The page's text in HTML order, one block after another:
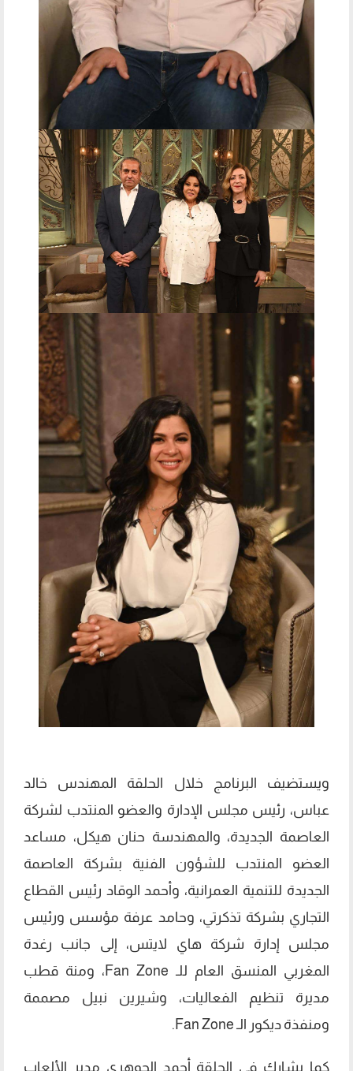
ويستضيف البرنامج خلال الحلقة المهندس خالد
عباس، رئيس مجلس الإدارة والعضو المنتدب لشركة
العاصمة الجديدة، والمهندسة حنان هيكل، مساعد
العضو المنتدب للشؤون الفنية بشركة العاصمة
الجديدة للتنمية العمرانية، وأحمد الوقاد رئيس القطاع
التجاري بشركة تذكرتي، وحامد عرفة مؤسس ورئيس
مجلس إدارة شركة هاي لايتس، إلى جانب رغدة
المغربي المنسق العام للـ Fan Zone، ومنة قطب
مديرة تنظيم الفعاليات، وشيرين نبيل مصممة
ومنفذة ديكور الـ Fan Zone.
كما يشارك في الحلقة أحمد الجوهري مدير الألعاب